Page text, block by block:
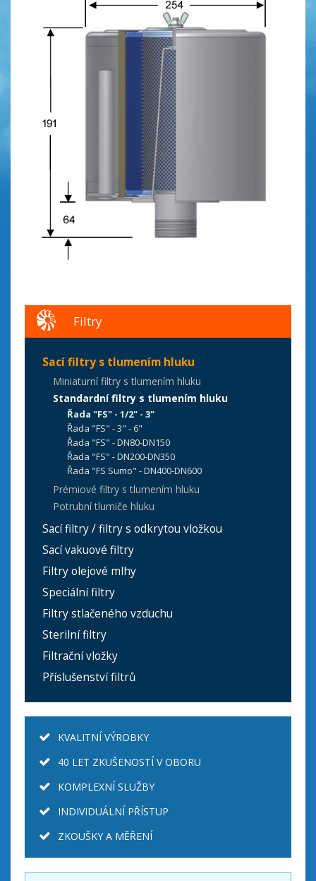
Filtry
Sací filtry s tlumením hluku
Miniaturní filtry s tlumením hluku
Standardní filtry s tlumením hluku
Řada "FS" - 1/2" - 3"
Řada "FS" - 3" - 6"
Řada "FS" - DN80-DN150
Řada "FS" - DN200-DN350
Řada "FS Sumo" - DN400-DN600
Prémiové filtry s tlumením hluku
Potrubní tlumiče hluku
Sací filtry / filtry s odkrytou vložkou
Sací vakuové filtry
Filtry olejové mlhy
Speciální filtry
Filtry stlačeného vzduchu
Sterilní filtry
Filtrační vložky
Příslušenství filtrů
KVALITNÍ VÝROBKY
40 LET ZKUŠENOSTÍ V OBORU
KOMPLEXNÍ SLUŽBY
INDIVIDUÁLNÍ PŘÍSTUP
ZKOUŠKY A MĚŘENÍ